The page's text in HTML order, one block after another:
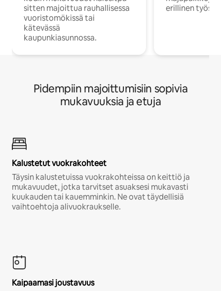
sitten majoittua rauhallisessa
vuoristomökissä tai
kätevässä
kaupunkiasunnossa.
erillinen
Pidempiin majoittumisiin sopivia
mukavuuksia ja etuja
Kalustetut vuokrakohteet
Täysin kalustetuissa vuokrakohteissa on keittiö ja
mukavuudet, jotka tarvitset asuaksesi mukavasti
kuukauden tai kauemminkin. Ne ovat täydellisiä
vaihtoehtoja alivuokraukselle.
Kaipaamasi joustavuus